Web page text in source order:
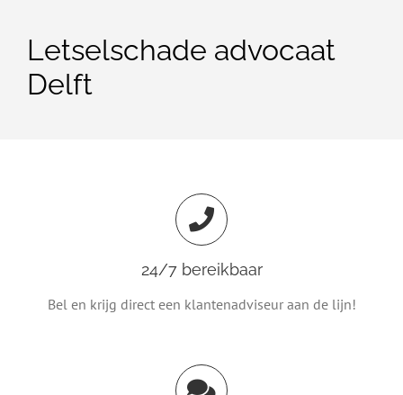
Letselschade advocaat
Delft
24/7 bereikbaar
Bel en krijg direct een klantenadviseur aan de lijn!